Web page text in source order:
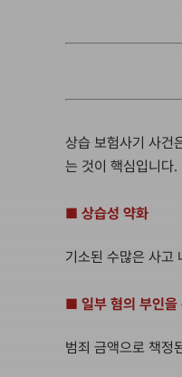
상습 보험사기 사건
는 것이 핵심입니다.
■ 상습성 약화
기소된 수많은 사고
■ 일부 혐의 부인을
범죄 금액으로 책정